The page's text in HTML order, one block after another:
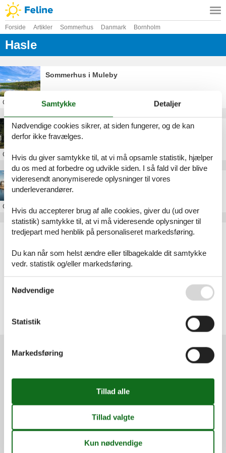
Forside Artikler Sommerhus Danmark Bornholm
Hasle
Sommerhus i Muleby
Om
Hasle Feriepark
OmHasle
Sommerhus i Hasle
OmHasle
Artikeltyper
Sommerhus
Alle
Danmark
Muleby
Gavekort
Tilbudsmail
Persondatapolitik
Cookies
FAQ
Kontakt
Om os
Din tryghed
Samtykke Detaljer
Nødvendige cookies sikrer, at siden fungerer, og de kan
derfor ikke fravælges.
Hvis du giver samtykke til, at vi må opsamle statistik, hjælper
du os med at forbedre og udvikle siden. I så fald vil der blive
videresendt anonymiserede oplysninger til vores
underleverandører.
Hvis du accepterer brug af alle cookies, giver du (ud over
statistik) samtykke til, at vi må videresende oplysninger til
tredjepart med henblik på personaliseret markedsføring.
Du kan når som helst ændre eller tilbagekalde dit samtykke
vedr. statistik og/eller markedsføring.
Nødvendige
Statistik
Markedsføring